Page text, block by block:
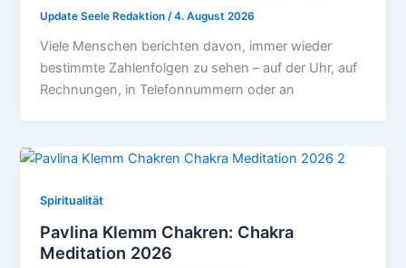
Update Seele Redaktion/4. August 2026
Viele Menschen berichten davon, immer wieder
bestimmte Zahlenfolgen zu sehen – auf der Uhr, auf
Rechnungen, in Telefonnummern oder an
Spiritualität
Pavlina Klemm Chakren: Chakra
Meditation 2026